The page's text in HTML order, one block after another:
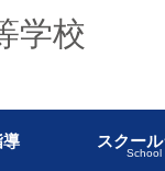
導 スクー
School